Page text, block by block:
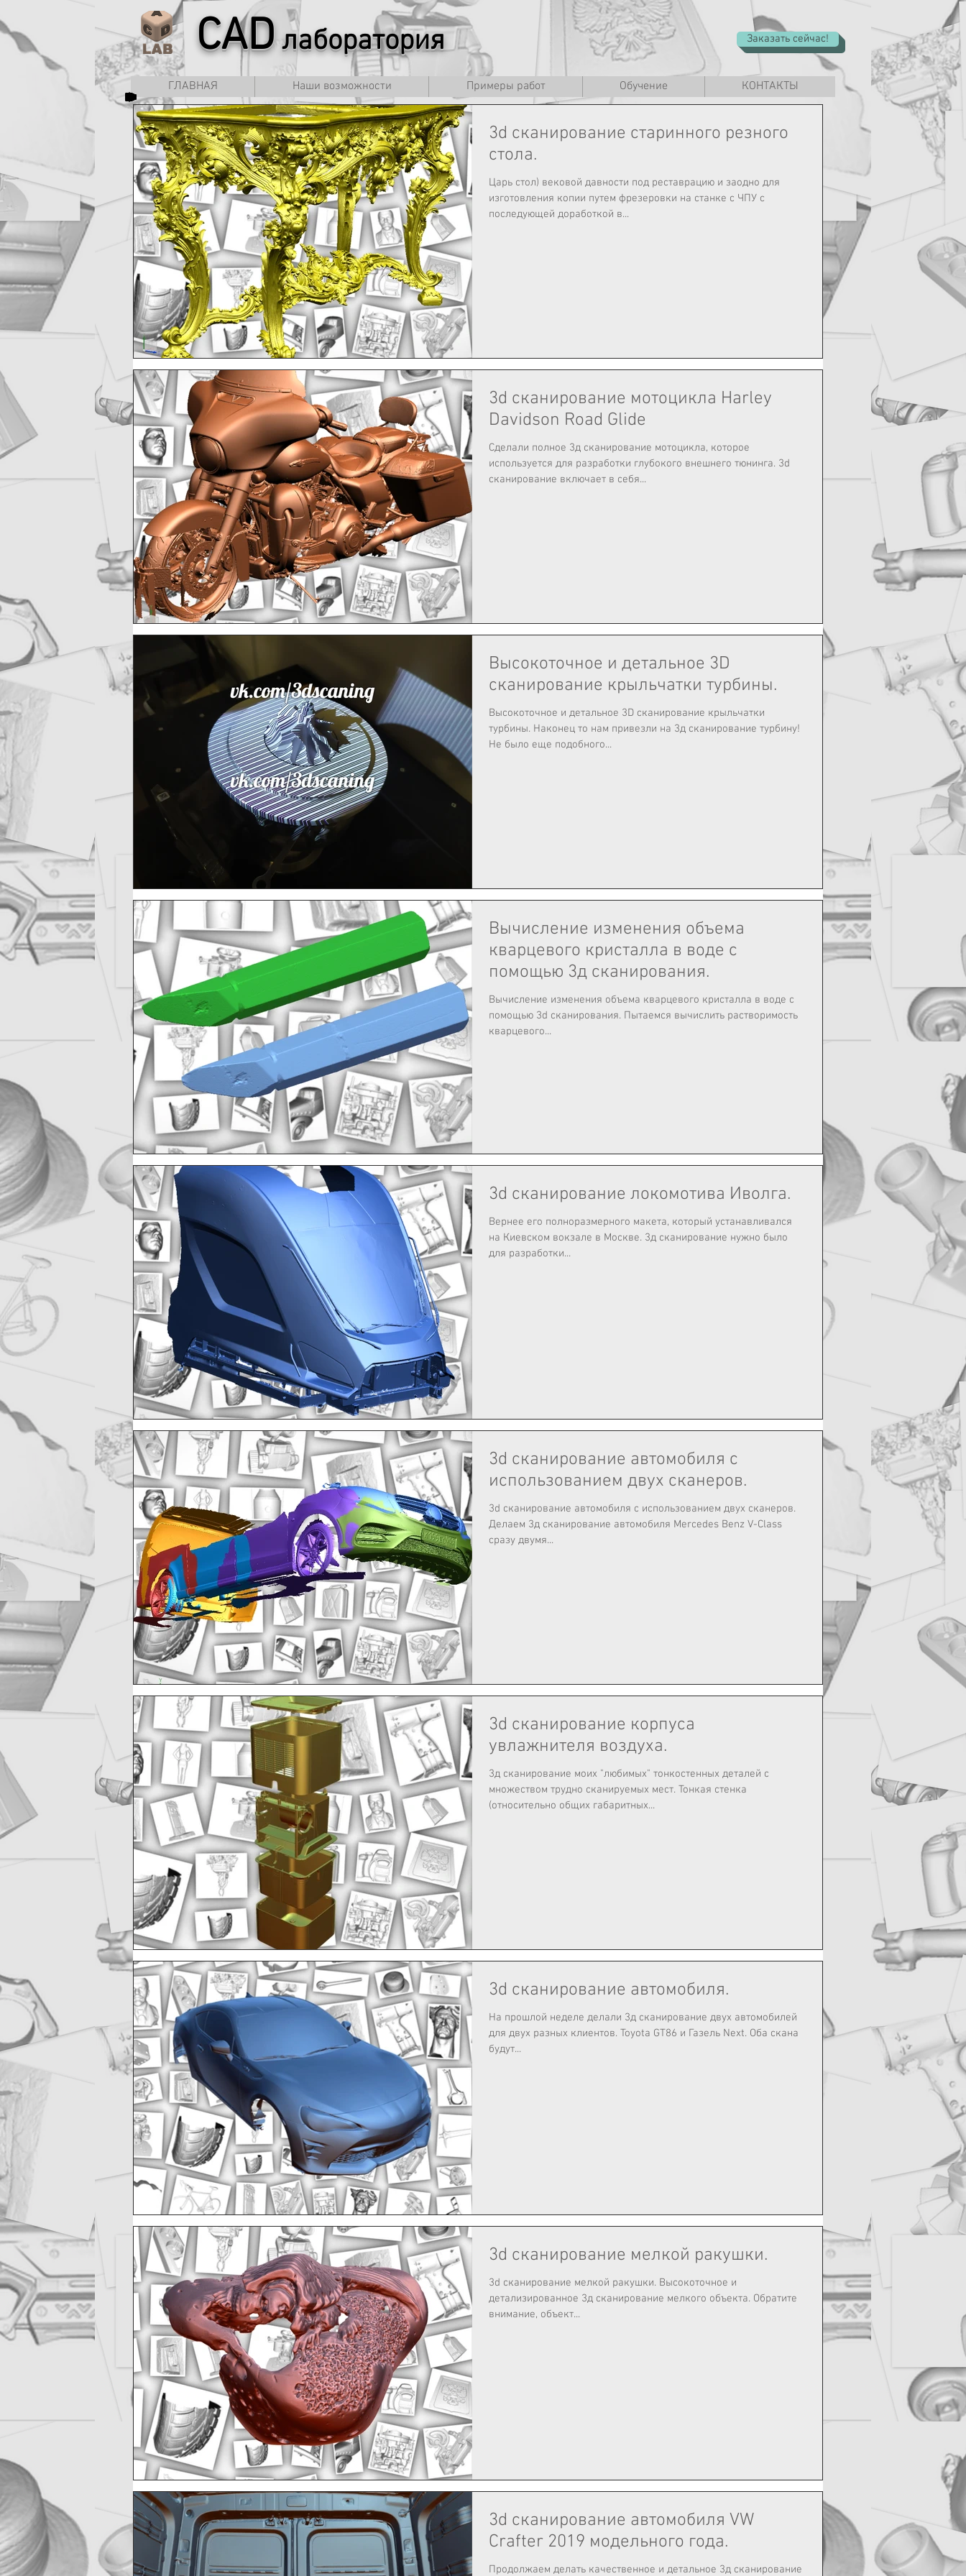
Заказать сейчас!
CADлаборатория
ГЛАВНАЯ Наши возможности Примеры работ Обучение КОНТАКТЫ
3d сканирование старинного резного
стола.
Царь стол) вековой давности под реставрацию и заодно для
изготовления копии путем фрезеровки на станке с ЧПУ с
последующей доработкой в...
3d сканирование мотоцикла Harley
Davidson Road Glide
Сделали полное 3д сканирование мотоцикла, которое
используется для разработки глубокого внешнего тюнинга. 3d
сканирование включает в себя...
Высокоточное и детальное 3D
сканирование крыльчатки турбины.
Высокоточное и детальное 3D сканирование крыльчатки
турбины. Наконец то нам привезли на 3д сканирование турбину!
Не было еще подобного...
Вычисление изменения объема
кварцевого кристалла в воде с
помощью 3д сканирования.
Вычисление изменения объема кварцевого кристалла в воде с
помощью 3d сканирования. Пытаемся вычислить растворимость
кварцевого...
3d сканирование локомотива Иволга.
Вернее его полноразмерного макета, который устанавливался
на Киевском вокзале в Москве. 3д сканирование нужно было
для разработки...
3d сканирование автомобиля с
использованием двух сканеров.
3d сканирование автомобиля с использованием двух сканеров.
Делаем 3д сканирование автомобиля Mercedes Benz V-Class
сразу двумя...
3d сканирование корпуса
увлажнителя воздуха.
3д сканирование моих "любимых" тонкостенных деталей с
множеством трудно сканируемых мест. Тонкая стенка
(относительно общих габаритных...
3d сканирование автомобиля.
На прошлой неделе делали 3д сканирование двух автомобилей
для двух разных клиентов. Toyota GT86 и Газель Next. Оба скана
будут...
3d cканирование мелкой ракушки.
3d cканирование мелкой ракушки. Высокоточное и
детализированное 3д сканирование мелкого объекта. Обратите
внимание, объект...
3d сканирование автомобиля VW
Crafter 2019 модельного года.
Продолжаем делать качественное и детальное 3д сканирование